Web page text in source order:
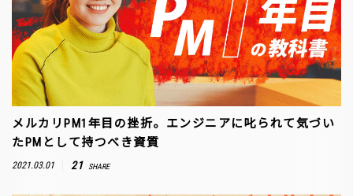
メルカリPM1年目の挫折。エンジニアに叱られて気づい
たPMとして持つべき資質
2021.03.01 21 SHARE